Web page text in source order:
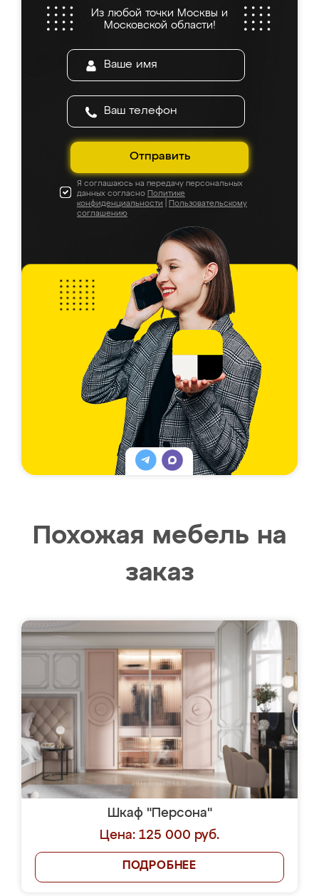
Из любой точки Москвы и
Московской области!
Отправить
Я соглашаюсь на передачу персональных
данных согласно Политике
конфиденциальности
Пользовательскому
соглашению
Похожая мебель на
заказ
Шкаф "Персона"
Цена: 125 000 руб.
ПОДРОБНЕЕ